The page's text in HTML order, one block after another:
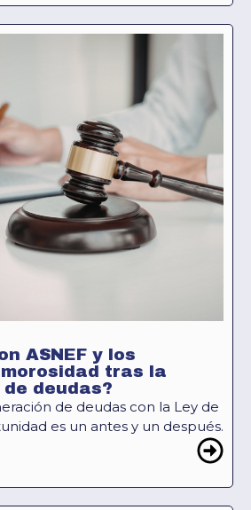
ASNEF y los
tras la
deudas?
de deudas con la Ley de
es un antes y un después.